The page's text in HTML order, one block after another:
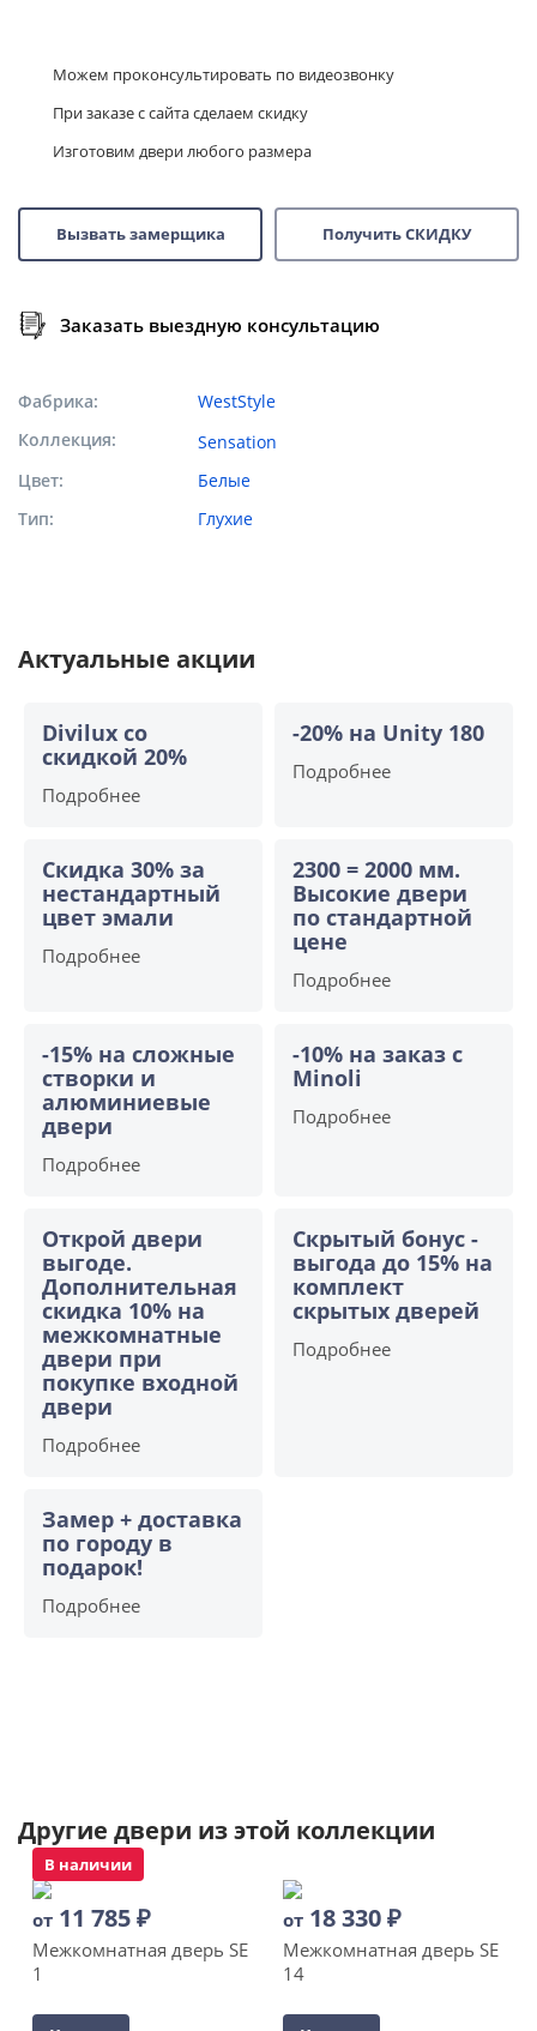
Можем проконсультировать по видеозвонку
При заказе с сайта сделаем скидку
Изготовим двери любого размера
Вызвать замерщика Получить СКИДКУ
Заказать выездную консультацию
Фабрика
WestStyle
Коллекция
Sensation
Цвет
Белые
Тип
Глухие
Актуальные акции
Divilux со
скидкой 20%
Подробнее
-20% на Unity 180
Подробнее
Скидка 30% за
нестандартный
цвет эмали
Подробнее
2300 = 2000 мм.
Высокие двери
по стандартной
цене
Подробнее
-15% на сложные
створки и
алюминиевые
двери
Подробнее
-10% на заказ с
Minoli
Подробнее
Открой двери
выгоде.
Дополнительная
скидка 10% на
межкомнатные
двери при
покупке входной
двери
Подробнее
Скрытый бонус -
выгода до 15% на
комплект
скрытых дверей
Подробнее
Замер + доставка
по городу в
подарок!
Подробнее
Другие двери из этой коллекции
В наличии
от 11 785₽
Межкомнатная дверь SE
1
от 18 330₽
Межкомнатная дверь SE
14